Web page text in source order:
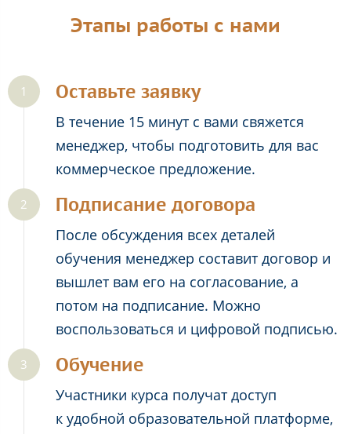
Этапы работы с нами
Оставьте заявку
В течение 15 минут с вами свяжется
менеджер, чтобы подготовить для вас
коммерческое предложение.
Подписание договора
После обсуждения всех деталей
обучения менеджер составит договор и
вышлет вам его на согласование, а
потом на подписание. Можно
воспользоваться и цифровой подписью.
Обучение
Участники курса получат доступ
к удобной образовательной платформе,